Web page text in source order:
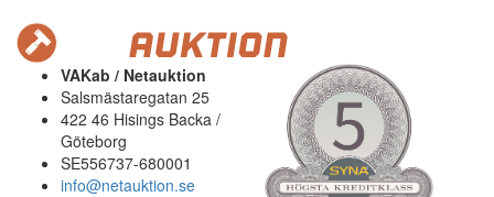
VAKab / Netauktion
Salsmästaregatan 25
422 46 Hisings Backa /
Göteborg
SE556737-680001
info@netauktion.se